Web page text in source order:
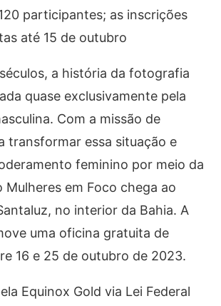
participantes; as inscrições
até 15 de outubro
a história da fotografia
quase exclusivamente pela
Com a missão de
transformar essa situação e
feminino por meio da
em Foco chega ao
no interior da Bahia. A
uma oficina gratuita de
16 e 25 de outubro de 2023.
Equinox Gold via Lei Federal